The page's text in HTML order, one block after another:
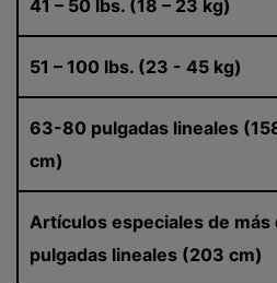
41 – 50 lbs. (18 – 23 kg)
51 – 100 lbs. (23 - 45 kg)
63-80 pulgadas lineales
cm)
Artículos especiales de más
pulgadas lineales (203 cm)